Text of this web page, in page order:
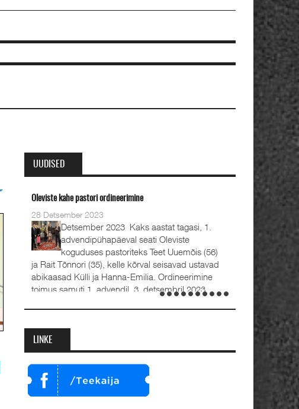
UUDISED
Oleviste kahe pastori ordineerimine
28 Detsember 2023
Detsember 2023 Kaks aastat tagasi, 1.
advendipühapäeval seati Oleviste
koguduses pastoriteks Teet Uuemõis (56)
ja Rait Tõnnori (35), kelle kõrval seisavad ustavad
abikaasad Külli ja Hanna-Emilia. Ordineerimine
toimus samuti 1. advendil, 3. detsembril 2023.
LINKE